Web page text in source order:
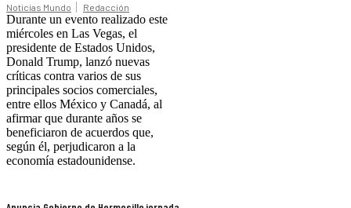
Noticias Mundo Redacción
Durante un evento realizado este
miércoles en Las Vegas, el
presidente de Estados Unidos,
Donald Trump, lanzó nuevas
críticas contra varios de sus
principales socios comerciales,
entre ellos México y Canadá, al
afirmar que durante años se
beneficiaron de acuerdos que,
según él, perjudicaron a la
economía estadounidense.